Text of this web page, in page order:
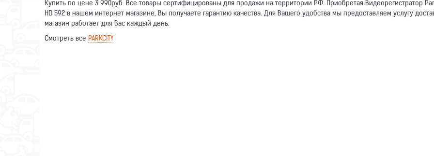
Купить по цене 3 990руб. Все товары сертифицированы для продажи на территории РФ. Приобретая Видеорегистратор
HD 592 в нашем интернет магазине, Вы получаете гарантию качества. Для Вашего удобства мы предоставляем услугу
магазин работает для Вас каждый день.
Смотреть все PARKCITY